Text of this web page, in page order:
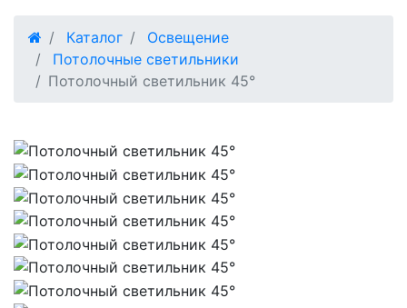
Каталог
Освещение
Потолочные светильники
Потолочный светильник 45°